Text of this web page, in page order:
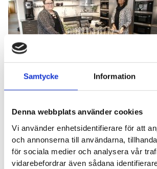
Samtycke Information
Denna webbplats använder cookies
Vi använder enhetsidentifierare för att
och annonserna till användarna,
för sociala medier och analysera vår
vidarebefordrar även sådana
Johannes Viström